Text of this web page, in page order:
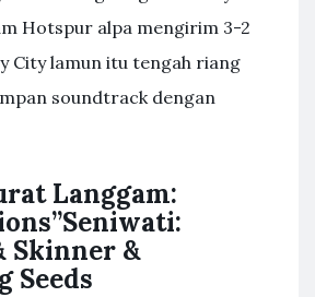
Hotspur alpa mengirim 3-2
City lamun itu tengah riang
soundtrack dengan
Langgam:
Skinner &
Seeds